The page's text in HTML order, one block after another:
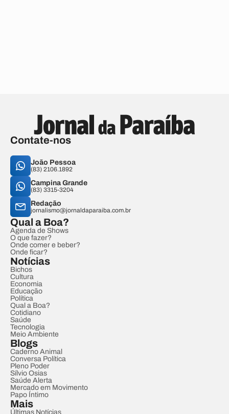
Contate-nos
João Pessoa
(83) 2106.1892
Campina Grande
(83) 3315-3204
Redação
jornalismo@jornaldaparaiba.com.br
Qual a Boa?
Agenda de Shows
O que fazer?
Onde comer e beber?
Onde ficar?
Notícias
Bichos
Cultura
Economia
Educação
Política
Qual a Boa?
Cotidiano
Saúde
Tecnologia
Meio Ambiente
Blogs
Caderno Animal
Conversa Política
Pleno Poder
Sílvio Osias
Saúde Alerta
Mercado em Movimento
Papo Íntimo
Mais
Últimas Notícias